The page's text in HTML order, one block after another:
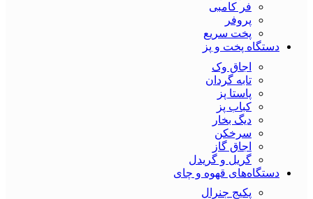
فر کامبی
پروفر
پخت سریع
دستگاه‌ پخت و پز
اجاق وک
تابه گردان
پاستا پز
کباب پز
دیگ بخار
سرخکن
اجاق گاز
گریل و گریدل
دستگاه‌های قهوه و چای
پکیج جنرال